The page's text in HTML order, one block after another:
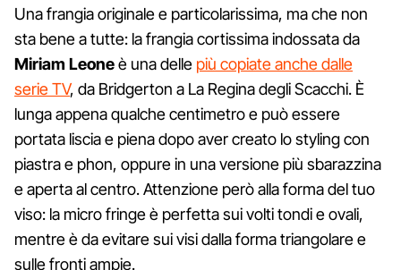
Una frangia originale e particolarissima, ma che non
sta bene a tutte: la frangia cortissima indossata da
Miriam Leoneè una delle più copiate anche dalle
serie TV, da Bridgerton a La Regina degli Scacchi. È
lunga appena qualche centimetro e può essere
portata liscia e piena dopo aver creato lo styling con
piastra e phon, oppure in una versione più sbarazzina
e aperta al centro. Attenzione però alla forma del tuo
viso: la micro fringe è perfetta sui volti tondi e ovali,
mentre è da evitare sui visi dalla forma triangolare e
sulle fronti ampie.